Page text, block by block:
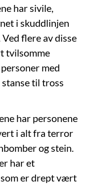
har sivile,
i skuddlinjen
flere av disse
tvilsomme
med
til tross
har personene
i alt fra terror
og stein.
har et
er drept vært